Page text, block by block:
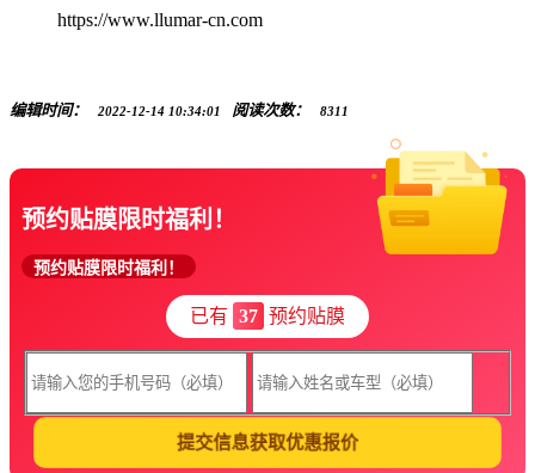
https://www.llumar-cn.com
编辑时间： 2022-12-14 10:34:01 阅读次数： 8311
预约贴膜限时福利！
预约贴膜限时福利！
已有 37 预约贴膜
提交信息获取优惠报价